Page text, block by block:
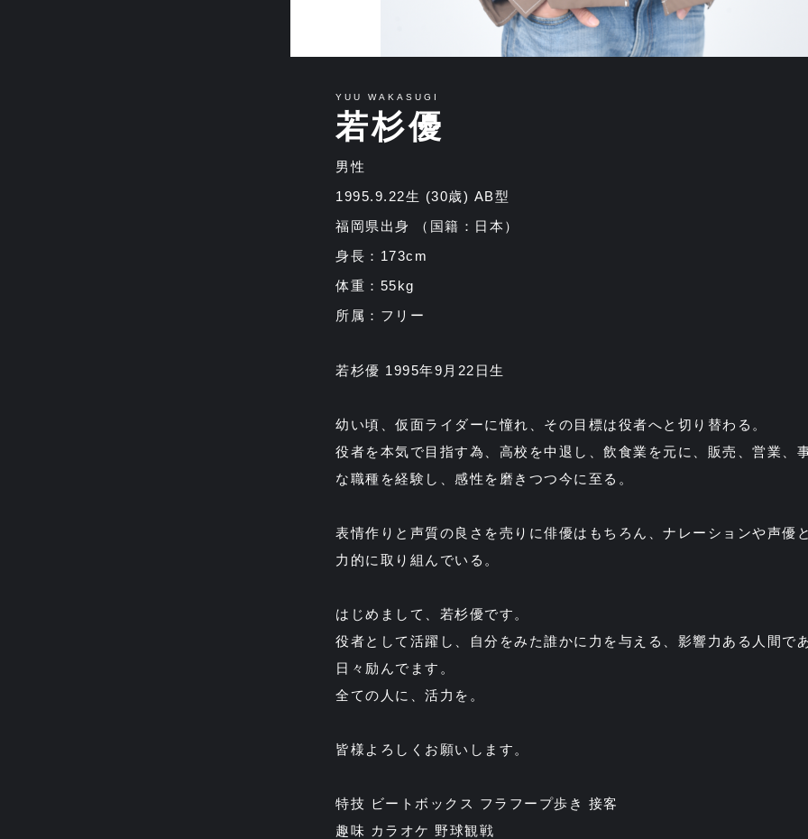
YUU WAKASUGI
若杉優
男性
1995.9.22生 (30歳) AB型
福岡県出身 （国籍：日本）
身長：173cm
体重：55kg
所属：フリー
若杉優 1995年9月22日生
幼い頃、仮面ライダーに憧れ、その目標は役者へと切り替わる。
役者を本気で目指す為、高校を中退し、飲食業を元に、販売、営業、
な職種を経験し、感性を磨きつつ今に至る。
表情作りと声質の良さを売りに俳優はもちろん、ナレーションや声優
力的に取り組んでいる。
はじめまして、若杉優です。
役者として活躍し、自分をみた誰かに力を与える、影響力ある人間で
日々励んでます。
全ての人に、活力を。
皆様よろしくお願いします。
特技 ビートボックス フラフープ歩き 接客
趣味 カラオケ 野球観戦